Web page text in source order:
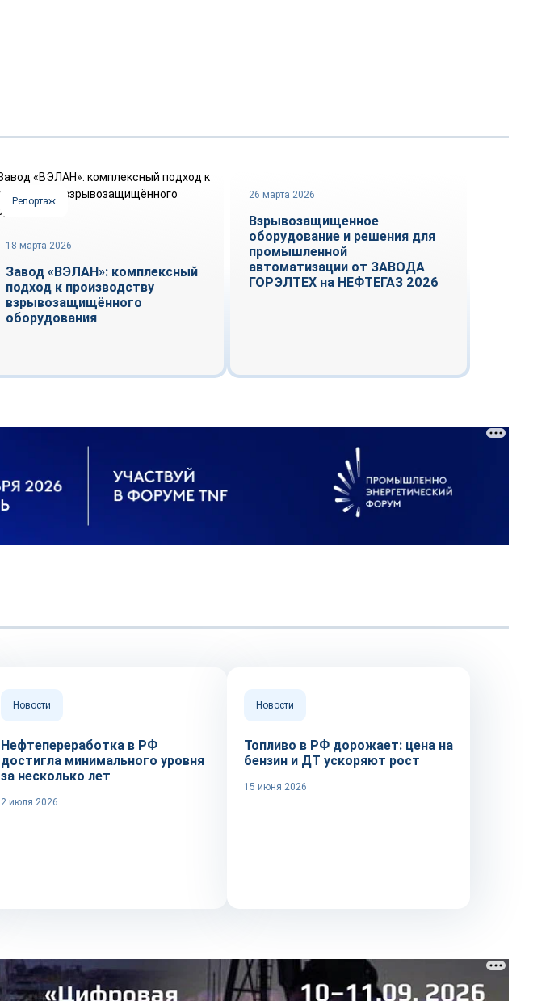
Репортаж
18 марта 2026
Завод «ВЭЛАН»: комплексный
подход к производству
взрывозащищённого
оборудования
Репортаж
26 марта 2026
Взрывозащищенное
оборудование и решения для
промышленной
автоматизации от ЗАВОДА
ГОРЭЛТЕХ на НЕФТЕГАЗ 2026
Новости
Нефтепереработка в РФ
достигла минимального уровня
за несколько лет
2 июля 2026
Новости
Топливо в РФ дорожает: цена на
бензин и ДТ ускоряют рост
15 июня 2026